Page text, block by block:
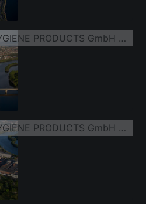
Werksgelände SCA HYGIENE PRODUCTS GmbH am Altrhein im Ortsteil Waldhof
Werksgelände SCA HYGIENE PRODUCTS GmbH am Altrhein im Ortsteil Waldhof